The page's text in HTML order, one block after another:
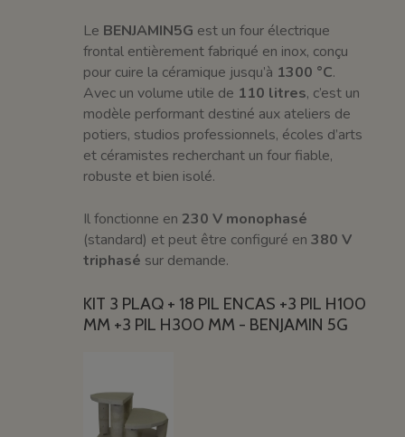
Le BENJAMIN5G est un four électrique
frontal entièrement fabriqué en inox, conçu
pour cuire la céramique jusqu’à 1300 °C.
Avec un volume utile de 110 litres, c’est un
modèle performant destiné aux ateliers de
potiers, studios professionnels, écoles d’arts
et céramistes recherchant un four fiable,
robuste et bien isolé.
Il fonctionne en 230 V monophasé
(standard) et peut être configuré en380 V
triphasé sur demande.
KIT 3 PLAQ + 18 PIL ENCAS +3 PIL H100
MM +3 PIL H300 MM - BENJAMIN 5G